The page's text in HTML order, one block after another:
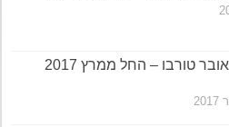
סוזוקי קרוסאובר טורבו – החל ממרץ 2017